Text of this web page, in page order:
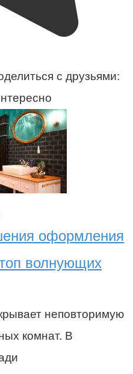
с друзьями:
оформления
волнующих
неповторимую
комнат. В